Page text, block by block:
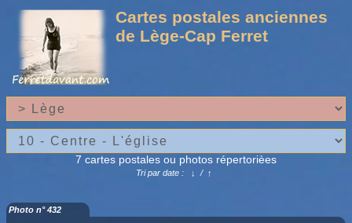
Cartes postales anciennes
de Lège-Cap Ferret
7 cartes postales ou photos répertorièes
Tri par date : ↓ /↑
Photo n° 432